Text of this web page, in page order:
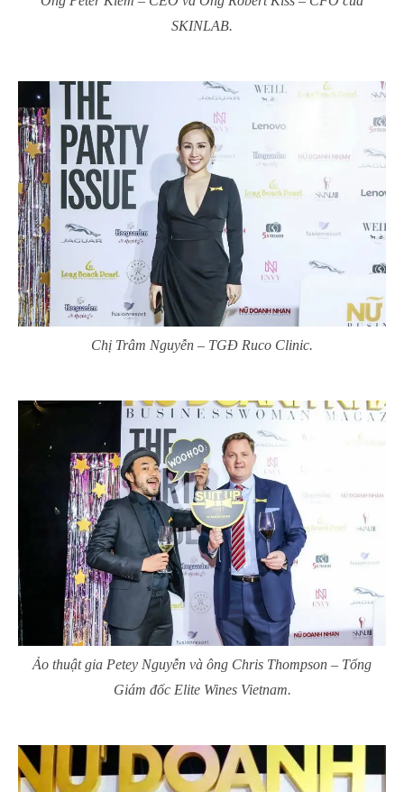
SKINLAB.
Chị Trâm Nguyễn – TGĐ Ruco Clinic.
Ảo thuật gia Petey Nguyễn và ông Chris Thompson – Tổng
Giám đốc Elite Wines Vietnam.